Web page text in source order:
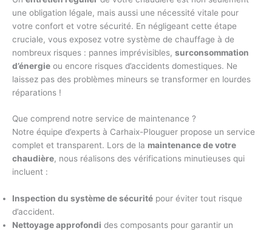
une obligation légale, mais aussi une nécessité vitale pour
votre confort et votre sécurité. En négligeant cette étape
cruciale, vous exposez votre système de chauffage à de
nombreux risques : pannes imprévisibles, surconsommation
d’énergie ou encore risques d’accidents domestiques. Ne
laissez pas des problèmes mineurs se transformer en lourdes
réparations !
Que comprend notre service de maintenance ?
Notre équipe d’experts à Carhaix-Plouguer propose un service
complet et transparent. Lors de la maintenance de votre
chaudière, nous réalisons des vérifications minutieuses qui
incluent :
Inspection du système de sécurité pour éviter tout risque
d’accident.
Nettoyage approfondi des composants pour garantir un